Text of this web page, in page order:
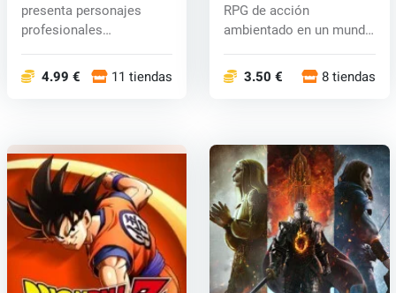
presenta personajes
profesionales
jug...4.99 € 11 tiendas
RPG de acción
ambientado en un mundo
3.50 € 8 tiendas